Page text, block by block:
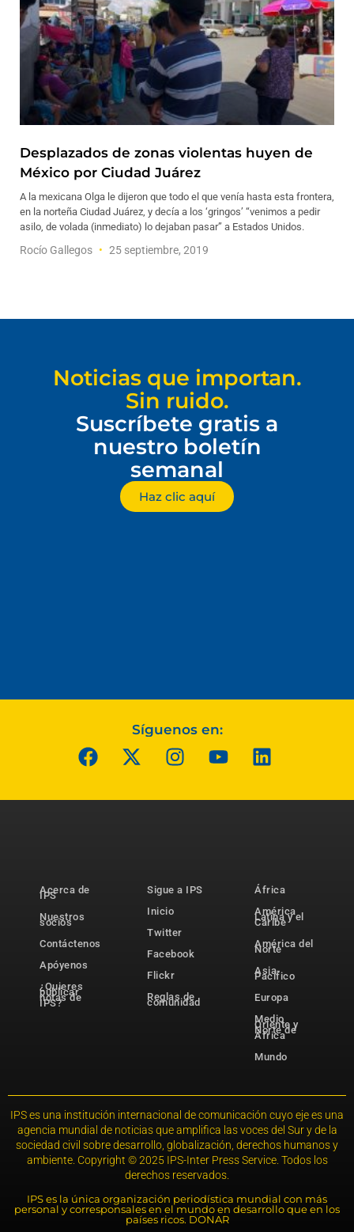
Desplazados de zonas violentas huyen de
México por Ciudad Juárez
A la mexicana Olga le dijeron que todo el que venía hasta esta frontera,
en la norteña Ciudad Juárez, y decía a los ‘gringos’ “venimos a pedir
asilo, de volada (inmediato) lo dejaban pasar” a Estados Unidos.
Rocío Gallegos 25 septiembre, 2019
Noticias que importan.
Sin ruido.
Suscríbete gratis a
nuestro boletín
semanal
Haz clic aquí
Síguenos en:
Acerca de
IPS
Nuestros
socios
Contáctenos
Apóyenos
¿Quieres
publicar
notas de
IPS?
Sigue a IPS
Inicio
Twitter
Facebook
Flickr
Reglas de
comunidad
África
América
Latina y el
Caribe
América del
Norte
Asia-
Pacífico
Europa
Medio
Oriente y
Norte de
África
Mundo
IPS es una institución internacional de comunicación cuyo eje es una
agencia mundial de noticias que amplifica las voces del Sur y de la
sociedad civil sobre desarrollo, globalización, derechos humanos y
ambiente. Copyright © 2025 IPS-Inter Press Service. Todos los
derechos reservados.
IPS es la única organización periodística mundial con más
personal y corresponsales en el mundo en desarrollo que en los
países ricos. DONAR